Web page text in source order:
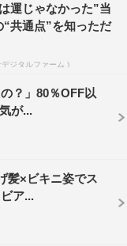
運じゃなかった”当
“共通点”を知っただ
デジタルファーム )
？」80％OFF以
が...
髪×ビキニ姿でス
ア...